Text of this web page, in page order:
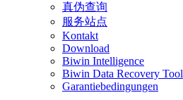
真伪查询
服务站点
Kontakt
Download
Biwin Intelligence
Biwin Data Recovery Tool
Garantiebedingungen